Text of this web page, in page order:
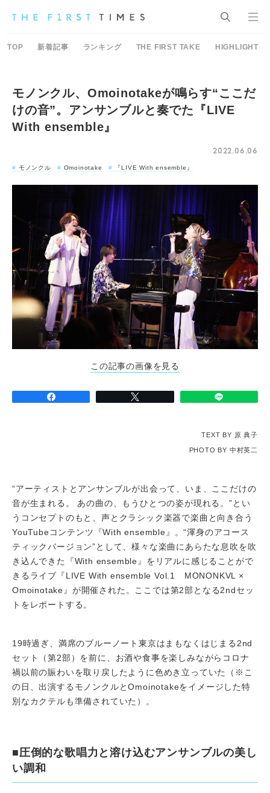
TOP 新着記事 ランキング THE FIRST TAKE HIGHLIGHT
モノンクル、Omoinotakeが鳴らす“ここだ
けの音”。アンサンブルと奏でた『LIVE
With ensemble』
2022.06.06
モノンクル Omoinotake 『LIVE With ensemble』
この記事の画像を見る
TEXT BY 原 典子
PHOTO BY 中村英二
“アーティストとアンサンブルが出会って、いま、ここだけの
音が生まれる。 あの曲の、もうひとつの姿が現れる。”とい
うコンセプトのもと、声とクラシック楽器で楽曲と向き合う
YouTubeコンテンツ『With ensemble』。“渾身のアコース
ティックバージョン”として、様々な楽曲にあらたな息吹を吹
き込んできた『With ensemble』をリアルに感じることがで
きるライブ『LIVE With ensemble Vol.1 MONONKVL ×
Omoinotake』が開催された。ここでは第2部となる2ndセッ
トをレポートする。
19時過ぎ、満席のブルーノート東京はまもなくはじまる2nd
セット（第2部）を前に、お酒や食事を楽しみながらコロナ
禍以前の賑わいを取り戻したように色めき立っていた（※こ
の日、出演するモノンクルとOmoinotakeをイメージした特
別なカクテルも準備されていた）。
■圧倒的な歌唱力と溶け込むアンサンブルの美し
い調和